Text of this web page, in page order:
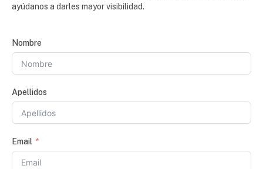
ayúdanos a darles mayor visibilidad.
Nombre
Apellidos
Email